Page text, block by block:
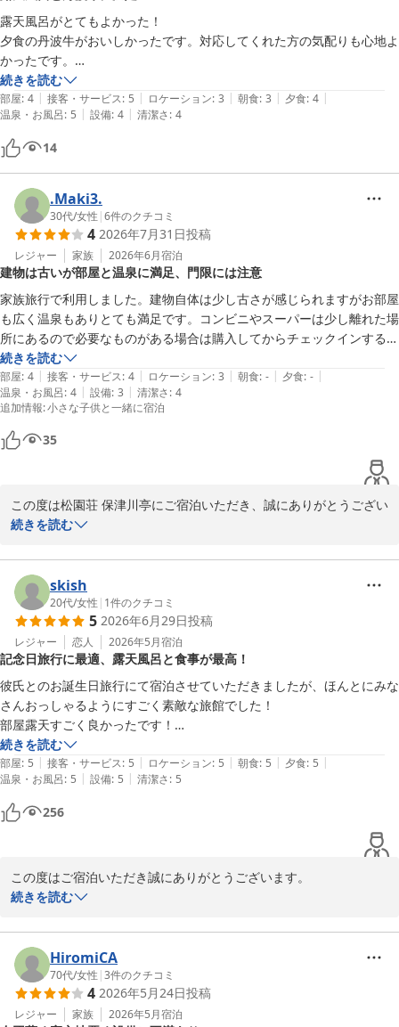
松園荘 保津川亭
2026-07-04
露天風呂がとてもよかった！
夕食の丹波牛がおいしかったです。対応してくれた方の気配りも心地よ
かったです。
3階の和室で、景色は楽しめませんでしたが、特に重視していなかった
ので問題なし。
また機会があれば利用したい旅館でした。
続きを読む
部屋: 4 | 接客・サービス: 5 | ロケーション: 3 | 朝食: 3 | 夕食: 4 |
温泉・お風呂: 5 | 設備: 4 | 清潔さ: 4
14
.Maki3.
30代/女性 |6件のクチコミ
4 2026年7月31日投稿
レジャー 家族 2026年6月宿泊
建物は古いが部屋と温泉に満足、門限には注意
家族旅行で利用しました。建物自体は少し古さが感じられますがお部屋
も広く温泉もありとても満足です。コンビニやスーパーは少し離れた場
所にあるので必要なものがある場合は購入してからチェックインするの
をオススメします。
あと門限があるのでそこは注意です！
ゆっくり泊まってリフレッシュ出来ました。
また機会があれば泊まりたいと思いました。
続きを読む
部屋: 4 | 接客・サービス: 4 | ロケーション: 3 | 朝食: - | 夕食: - |
温泉・お風呂: 4 | 設備: 3 | 清潔さ: 4
追加情報:小さな子供と一緒に宿泊
35
この度は松園荘 保津川亭にご宿泊いただき、誠にありがとうござい
ます。
し上げます。
お部屋や当館自慢の温泉ご満足いただけたようで、何よりでござい
ます。
次回お越しの際も、さらに快適にお過ごしいただけますよう、努力
してまいります。
またのご来館を心よりお待ちしております。
松園荘 保津川亭
松園荘 保津川亭
2026-08-03
続きを読む
skish
20代/女性 | 1件のクチコミ
5 2026年6月29日投稿
レジャー 恋人 2026年5月宿泊
記念日旅行に最適、露天風呂と食事が最高！
彼氏とのお誕生日旅行にて宿泊させていただきましたが、ほんとにみな
さんおっしゃるようにすごく素敵な旅館でした！
部屋露天すごく良かったです！
何度でも好きな時に入れるの良いですね。
せっかくだからと大浴場も利用させていただきましたがたくさんの種類
の露天風呂と、ロケーションが最高すぎました^_^
彼氏もすっごく喜んでくれたので良かったです！
食事も美味しくてお酒飲みすぎてしまいました(^^)
部屋もとても綺麗でほんとに行って良かったです！ありがとうございま
した！
続きを読む
部屋: 5 | 接客・サービス: 5 | ロケーション: 5 | 朝食: 5 | 夕食: 5 |
温泉・お風呂: 5 | 設備: 5 | 清潔さ: 5
256
この度はご宿泊いただき誠にありがとうございます。
また気持ちのこもった感想をお寄せいただき、スタッフ一同大変う
お連れ様のお誕生日改めましておめでとうございます。
今後もたくさんのお客様が素敵な思い出を彩られる旅館として精進
してまいります。
またのお越しを心よりお待ちしております。
続きを読む
HiromiCA
70代/女性 |3件のクチコミ
4 2026年5月24日投稿
レジャー 家族 2026年5月宿泊